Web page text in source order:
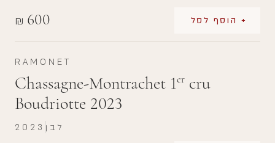
₪ 600 + הוסף לסל
RAMONET
Chassagne-Montrachet 1er cru
Boudriotte 2023
2023 לבן